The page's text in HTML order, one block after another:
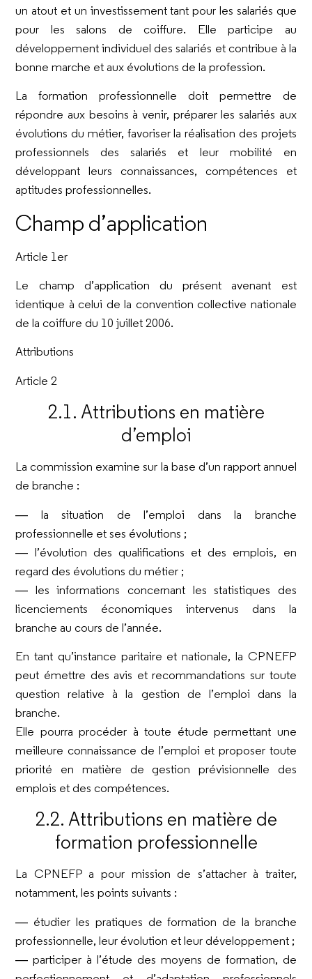
un atout et un investissement tant pour les salariés que
pour les salons de coiffure. Elle participe au
développement individuel des salariés et contribue à la
bonne marche et aux évolutions de la profession.
La formation professionnelle doit permettre de
répondre aux besoins à venir, préparer les salariés aux
évolutions du métier, favoriser la réalisation des projets
professionnels des salariés et leur mobilité en
développant leurs connaissances, compétences et
aptitudes professionnelles.
Champ d’application
Article 1er
Le champ d’application du présent avenant est
identique à celui de la convention collective nationale
de la coiffure du 10 juillet 2006.
Attributions
Article 2
2.1. Attributions en matière
d’emploi
La commission examine sur la base d’un rapport annuel
de branche :
― la situation de l’emploi dans la branche
professionnelle et ses évolutions ;
― l’évolution des qualifications et des emplois, en
regard des évolutions du métier ;
― les informations concernant les statistiques des
licenciements économiques intervenus dans la
branche au cours de l’année.
En tant qu’instance paritaire et nationale, la CPNEFP
peut émettre des avis et recommandations sur toute
question relative à la gestion de l’emploi dans la
branche.
Elle pourra procéder à toute étude permettant une
meilleure connaissance de l’emploi et proposer toute
priorité en matière de gestion prévisionnelle des
emplois et des compétences.
2.2. Attributions en matière de
formation professionnelle
La CPNEFP a pour mission de s’attacher à traiter,
notamment, les points suivants :
― étudier les pratiques de formation de la branche
professionnelle, leur évolution et leur développement ;
― participer à l’étude des moyens de formation, de